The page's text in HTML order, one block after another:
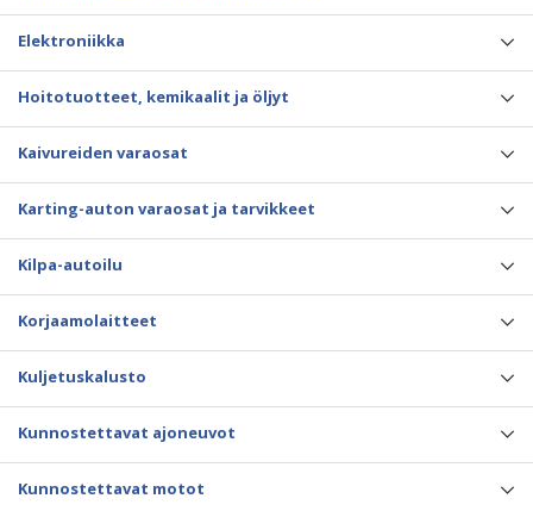
Elektroniikka
Hoitotuotteet, kemikaalit ja öljyt
Kaivureiden varaosat
Karting-auton varaosat ja tarvikkeet
Kilpa-autoilu
Korjaamolaitteet
Kuljetuskalusto
Kunnostettavat ajoneuvot
Kunnostettavat motot